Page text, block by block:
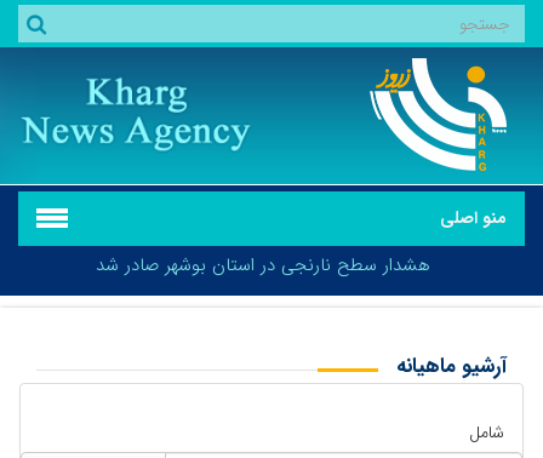
منو اصلی
هشدار سطح نارنجی در استان بوشهر صادر شد
آرشیو ماهیانه
شامل